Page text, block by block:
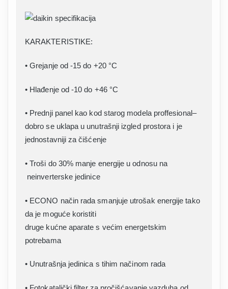
KARAKTERISTIKE:
• Grejanje od -15 do +20 °C
• Hlađenje od -10 do +46 °C
• Prednji panel kao kod starog modela proffesional–
dobro se uklapa u unutrašnji izgled prostora i je
jednostavniji za čišćenje
• Troši do 30% manje energije u odnosu na
neinverterske jedinice
• ECONO način rada smanjuje utrošak energije tako
da je moguće koristiti
druge kućne aparate s većim energetskim
potrebama
• Unutrašnja jedinica s tihim načinom rada